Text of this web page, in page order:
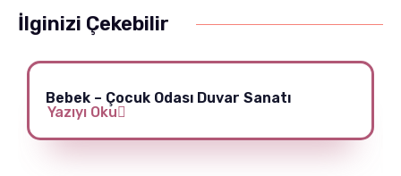
İlginizi Çekebilir
Bebek – Çocuk Odası Duvar Sanatı
Yazıyı Oku